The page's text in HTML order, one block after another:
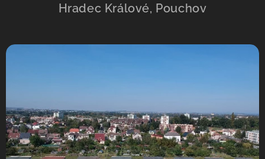
Hradec Králové, Pouchov